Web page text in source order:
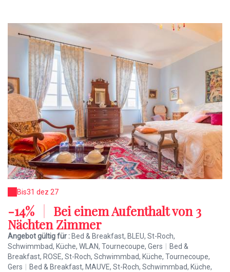
Bis31 dez 27
-14%
Bei einem Aufenthalt von 3
Nächten Zimmer
Angebot gültig für : Bed & Breakfast, BLEU, St-Roch,
Schwimmbad, Küche, WLAN, Tournecoupe, Gers
Bed &
Breakfast, ROSE, St-Roch, Schwimmbad, Küche, Tournecoupe,
Gers
Bed & Breakfast, MAUVE, St-Roch, Schwimmbad, Küche,